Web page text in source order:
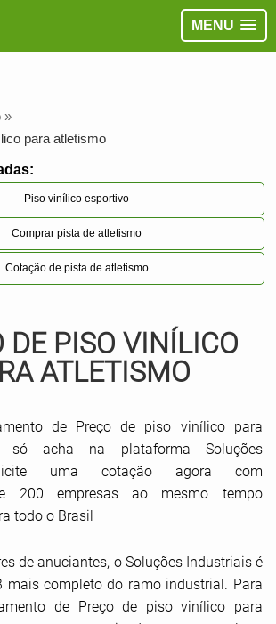
MENU
»
para atletismo
Piso vinílico esportivo
Comprar pista de atletismo
Cotação de pista de atletismo
DE PISO VINÍLICO
ATLETISMO
de Preço de piso vinílico para
só acha na plataforma Soluções
uma cotação agora com
200 empresas ao mesmo tempo
todo o Brasil
de anuciantes, o Soluções Industriais é
mais completo do ramo industrial. Para
de Preço de piso vinílico para